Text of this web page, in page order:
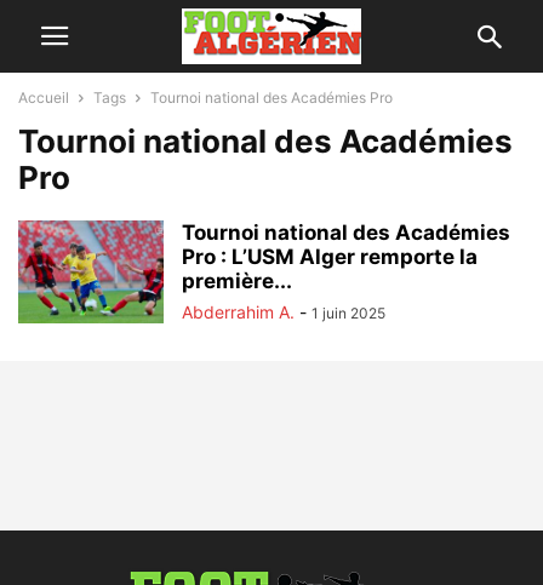
Accueil Tags Tournoi national des Académies Pro
Tournoi national des Académies
Pro
Tournoi national des Académies
Pro : L’USM Alger remporte la
première...
Abderrahim A. - 1 juin 2025